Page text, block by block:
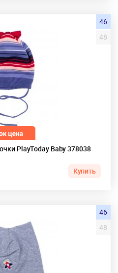
PlayToday Baby 378038
46
48
Купить
46
48